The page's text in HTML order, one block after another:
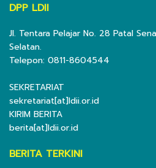
DPP LDII
Jl. Tentara Pelajar No. 28 Patal
Selatan.
Telepon: 0811-8604544
SEKRETARIAT
sekretariat[at]ldii.or.id
KIRIM BERITA
berita[at]ldii.or.id
BERITA TERKINI